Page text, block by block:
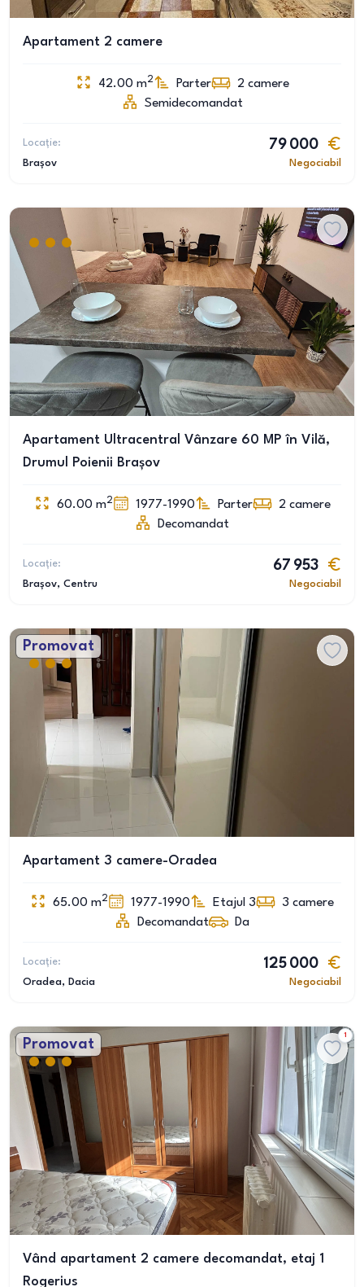
Apartament 2 camere
42.00 m2 Parter 2 camere
Semidecomandat
Locație:
Brașov
79 000
Negociabil
Apartament Ultracentral Vânzare 60 MP în Vilă,
Drumul Poienii Brașov
60.00 m2 1977-1990 Parter 2 camere
Decomandat
Locație:
Brașov, Centru
67 953
Negociabil
Promovat
Apartament 3 camere-Oradea
65.00 m2 1977-1990 Etajul 3 3 camere
Decomandat
Da
Locație:
Oradea, Dacia
125 000
Negociabil
Promovat
1
Vând apartament 2 camere decomandat, etaj 1
Rogerius